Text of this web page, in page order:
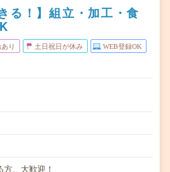
る！】組立・加工・食
り 土日祝日が休み WEB登録OK
、大歓迎！